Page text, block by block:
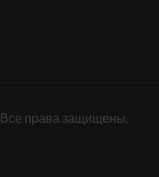
. Все права защищены.